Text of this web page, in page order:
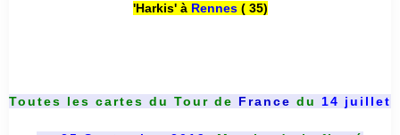
'Harkis' à Rennes( 35)
Toutes les cartes du Tour de France du 14 juillet